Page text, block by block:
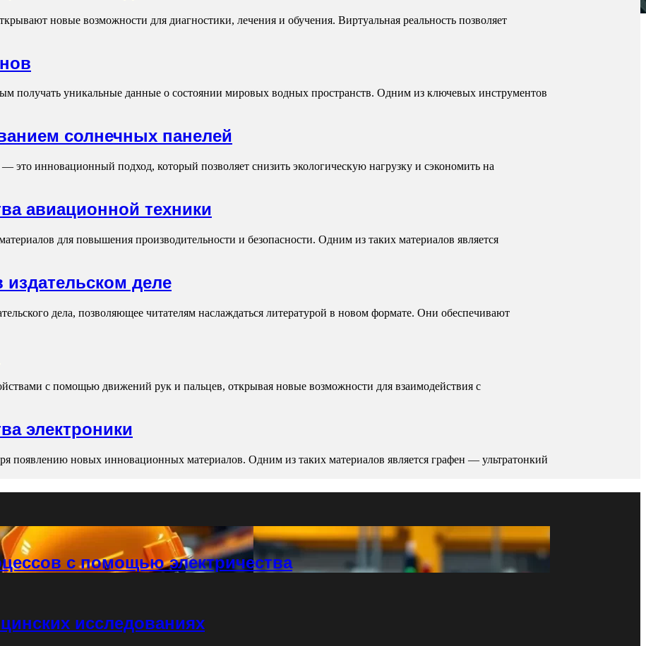
новые возможности для диагностики, лечения и обучения. Виртуальная реальность позволяет
получать уникальные данные о состоянии мировых водных пространств. Одним из ключевых инструментов
солнечных панелей
это инновационный подход, который позволяет снизить экологическую нагрузку и сэкономить на
авиационной техники
для повышения производительности и безопасности. Одним из таких материалов является
деле
дела, позволяющее читателям наслаждаться литературой в новом формате. Они обеспечивают
с помощью движений рук и пальцев, открывая новые возможности для взаимодействия с
электроники
появлению новых инновационных материалов. Одним из таких материалов является графен — ультратонкий
с помощью электричества
исследованиях